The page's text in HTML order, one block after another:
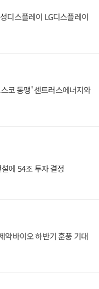
디스플레이 LG디스플레이
코 동맹' 센트러스에너지와
에 54조 투자 결정
약바이오 하반기 훈풍 기대